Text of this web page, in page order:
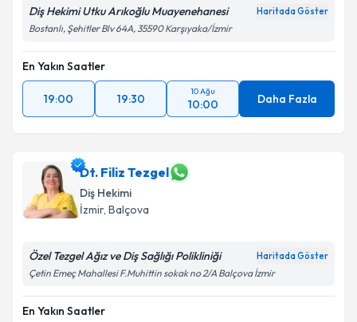
Diş Hekimi Utku Arıkoğlu Muayenehanesi Haritada Göster
Bostanlı, Şehitler Blv 64A, 35590 Karşıyaka/İzmir
En Yakın Saatler
19:00 19:30
10 Ağu
10:00 Daha Fazla
Dt. Filiz Tezgel
Diş Hekimi
İzmir, Balçova
Özel Tezgel Ağız ve Diş Sağlığı Polikliniği Haritada Göster
Çetin Emeç Mahallesi F.Muhittin sokak no 2/A Balçova İzmir
En Yakın Saatler